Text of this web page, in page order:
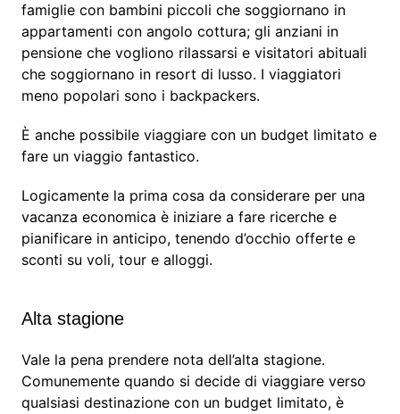
famiglie con bambini piccoli che soggiornano in
appartamenti con angolo cottura; gli anziani in
pensione che vogliono rilassarsi e visitatori abituali
che soggiornano in resort di lusso. I viaggiatori
meno popolari sono i backpackers.
È anche possibile viaggiare con un budget limitato e
fare un viaggio fantastico.
Logicamente la prima cosa da considerare per una
vacanza economica è iniziare a fare ricerche e
pianificare in anticipo, tenendo d’occhio offerte e
sconti su voli, tour e alloggi.
Alta stagione
Vale la pena prendere nota dell’alta stagione.
Comunemente quando si decide di viaggiare verso
qualsiasi destinazione con un budget limitato, è